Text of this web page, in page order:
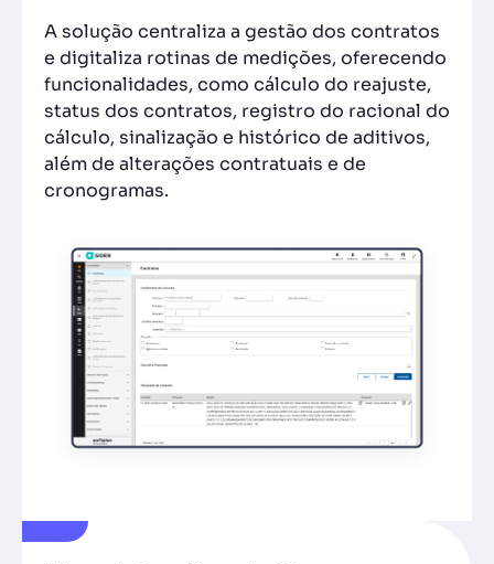
A solução centraliza a gestão dos contratos
e digitaliza rotinas de medições, oferecendo
funcionalidades, como cálculo do reajuste,
status dos contratos, registro do racional do
cálculo, sinalização e histórico de aditivos,
além de alterações contratuais e de
cronogramas.